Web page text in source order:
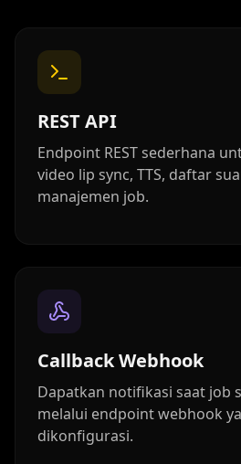
REST API
Endpoint REST sederhana
video lip sync, TTS, daftar
manajemen job.
Callback Webhook
Dapatkan notifikasi saat job
melalui endpoint webhook
dikonfigurasi.